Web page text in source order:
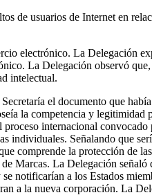
de usuarios de Internet en
electrónico. La Delegación
La Delegación observó que,
intelectual.
el documento que
la competencia y legitimidad
internacional
individuales. Señalando que
comprende la protección de
Marcas. La Delegación señaló
notificarían a los Estados
a la nueva corporación. La